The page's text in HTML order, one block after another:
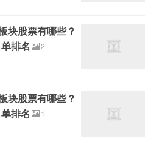
块股票有哪些？
排名
2
块股票有哪些？
排名
1